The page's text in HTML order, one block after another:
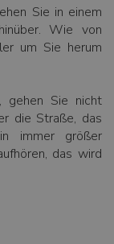
Sie in einem
Wie von
um Sie herum
gehen Sie nicht
die Straße, das
immer größer
das wird